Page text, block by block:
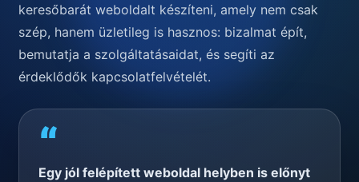
keresőbarát weboldalt készíteni, amely nem csak
szép, hanem üzletileg is hasznos: bizalmat épít,
bemutatja a szolgáltatásaidat, és segíti az
érdeklődők kapcsolatfelvételét.
“
Egy jól felépített weboldal helyben is előnyt